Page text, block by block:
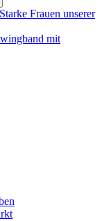
Frauen unserer
mit